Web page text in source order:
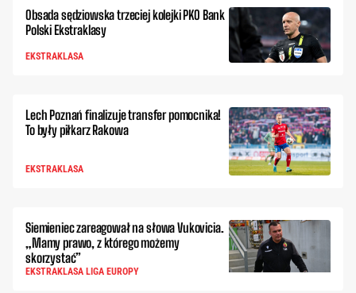
Obsada sędziowska trzeciej kolejki PKO Bank
Polski Ekstraklasy
EKSTRAKLASA
Lech Poznań finalizuje transfer pomocnika!
To były piłkarz Rakowa
EKSTRAKLASA
Siemieniec zareagował na słowa Vukovicia.
„Mamy prawo, z którego możemy
skorzystać”
EKSTRAKLASA LIGA EUROPY